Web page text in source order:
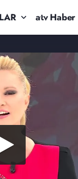
atv Haber